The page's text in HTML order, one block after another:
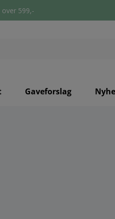
over 599,-
Gaveforslag